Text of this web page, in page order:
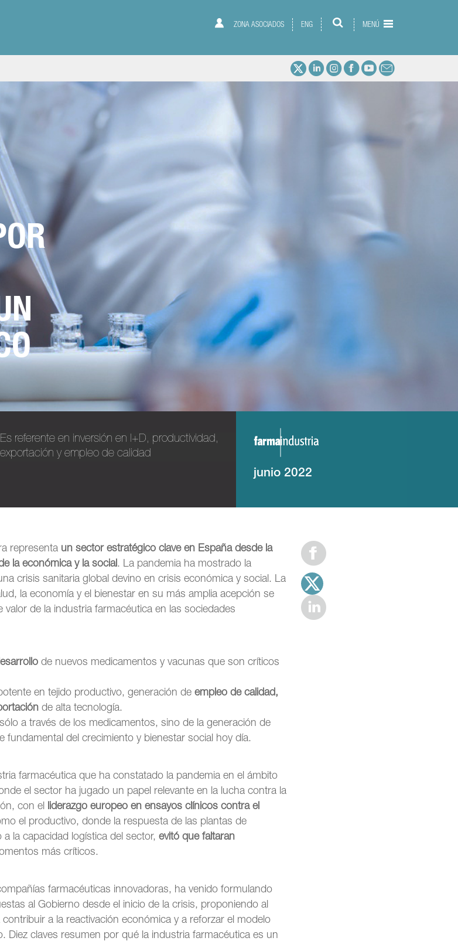
ZONA ASOCIADOS ENG MENÚ
Es referente en inversión en I+D, productividad,
exportación y empleo de calidad
junio 2022
representa un sector estratégico clave en España desde la
la económica y la social. La pandemia ha mostrado la
crisis sanitaria global devino en crisis económica y social. La
la economía y el bienestar en su más amplia acepción se
de la industria farmacéutica en las sociedades
de nuevos medicamentos y vacunas que son críticos
en tejido productivo, generación deempleo de calidad,
de alta tecnología.
a través de los medicamentos, sino de la generación de
fundamental del crecimiento y bienestar social hoy día.
farmacéutica que ha constatado la pandemia en el ámbito
el sector ha jugado un papel relevante en la lucha contra la
con el liderazgo europeo en ensayos clínicos contra el
el productivo, donde la respuesta de las plantas de
la capacidad logística del sector,evitó que faltaran
más críticos.
farmacéuticas innovadoras, ha venido formulando
al Gobierno desde el inicio de la crisis, proponiendo al
a la reactivación económica y a reforzar el modelo
Diez claves resumen por qué la industria farmacéutica es un